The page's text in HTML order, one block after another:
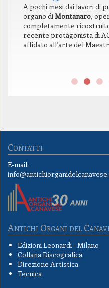
A pochi mesi dai lavori di
organo diMontanaro,
completamente
recente protagonista di
affidato all’arte del
Contatti
E-mail:
Antichi Organi del
Edizioni Leonardi - Milano
Collana Discografica
Direzione Artistica
Tecnica